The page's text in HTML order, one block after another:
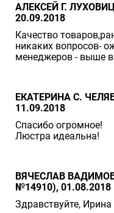
АЛЕКСЕЙ Г.
20.09.2018
Качество
никаких вопросов-
менеджеров - выше
ЕКАТЕРИНА С.
11.09.2018
Спасибо огромное!
Люстра идеальна!
ВЯЧЕСЛАВ
№14910), 01.08.2018
Здравствуйте,